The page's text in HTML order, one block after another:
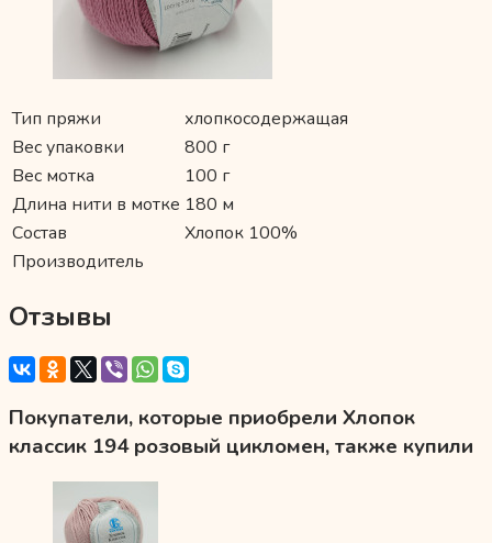
Тип пряжи
хлопкосодержащая
Вес упаковки
800 г
Вес мотка
100 г
Длина нити в мотке 180 м
Состав
Хлопок 100%
Производитель
Отзывы
Покупатели, которые приобрели Хлопок
классик 194 розовый цикломен, также купили